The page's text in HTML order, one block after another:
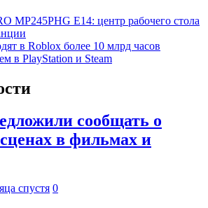
MP245PHG E14: центр рабочего стола
в Roblox более 10 млрд часов
в PlayStation и Steam
сообщать о
в фильмах и
спустя 0